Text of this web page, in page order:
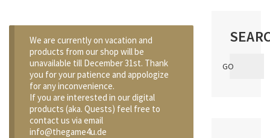
We are currently on vacation and
products from our shop will be
unavailable till December 31st. Thank
you for your patience and appologize
for any inconvenience.
If you are interested in our digital
products (aka. Quests) feel free to
contact us via email
info@thegame4u.de
for:
GO